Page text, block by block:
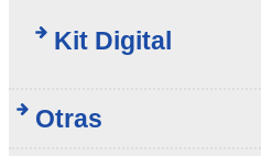
Kit Digital
Otras